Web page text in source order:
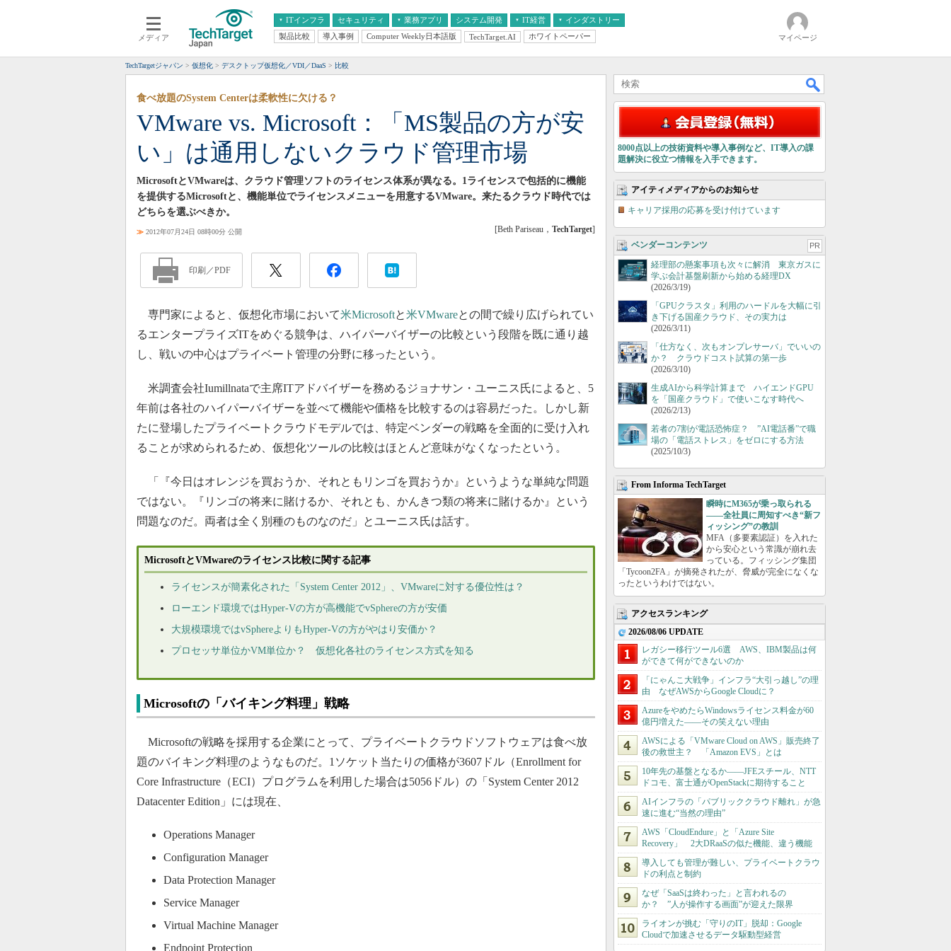
メディア
ITインフラ
クラウド
スマートモバイル
ネットワーク
システム運用管理
セキュリティ 業務アプリ
エンタープライズAI
ERP
CX
情報系システム
システム開発 IT経営
経営とIT
インダストリー
医療IT
製品比較 導入事例 Computer Weekly日本語版 TechTarget.AI ホワイトペーパー マイページ
TechTargetジャパン 仮想化 デスクトップ仮想化／VDI／DaaS 比較
VMware vs. Microsoft：「MS製品の方が安
い」は通用しないクラウド管理市場
食べ放題のSystem Centerは柔軟性に欠ける？
MicrosoftとVMwareは、クラウド管理ソフトのライセンス体系が異なる。1ライセンスで包括的に機能
を提供するMicrosoftと、機能単位でライセンスメニューを用意するVMware。来たるクラウド時代では
どちらを選ぶべきか。
≫ 2012年07月24日 08時00分 公開 [Beth Pariseau， TechTarget]
印刷／PDF
専門家によると、仮想化市場において米Microsoftと米VMwareとの間で繰り広げられてい
るエンタープライズITをめぐる競争は、ハイパーバイザーの比較という段階を既に通り越
し、戦いの中心はプライベート管理の分野に移ったという。
米調査会社Iumillnataで主席ITアドバイザーを務めるジョナサン・ユーニス氏によると、5
年前は各社のハイパーバイザーを並べて機能や価格を比較するのは容易だった。しかし新
たに登場したプライベートクラウドモデルでは、特定ベンダーの戦略を全面的に受け入れ
ることが求められるため、仮想化ツールの比較はほとんど意味がなくなったという。
「『今日はオレンジを買おうか、それともリンゴを買おうか』というような単純な問題
ではない。『リンゴの将来に賭けるか、それとも、かんきつ類の将来に賭けるか』という
問題なのだ。両者は全く別種のものなのだ」とユーニス氏は話す。
MicrosoftとVMwareのライセンス比較に関する記事
ライセンスが簡素化された「System Center 2012」、VMwareに対する優位性は？
ローエンド環境ではHyper-Vの方が高機能でvSphereの方が安価
大規模環境ではvSphereよりもHyper-Vの方がやはり安価か？
プロセッサ単位かVM単位か？ 仮想化各社のライセンス方式を知る
Microsoftの「バイキング料理」戦略
Microsoftの戦略を採用する企業にとって、プライベートクラウドソフトウェアは食べ放
題のバイキング料理のようなものだ。1ソケット当たりの価格が3607ドル（Enrollment for
Core Infrastructure（ECI）プログラムを利用した場合は5056ドル）の「System Center 2012
Datacenter Edition」には現在、
Operations Manager
Configuration Manager
Data Protection Manager
Service Manager
Virtual Machine Manager
Endpoint Protection
8000点以上の技術資料や導入事例など、IT導入の課
題解決に役立つ情報を入手できます。
アイティメディアからのお知らせ
キャリア採用の応募を受け付けています
ベンダーコンテンツ PR
経理部の懸案事項も次々に解消 東京ガスに
学ぶ会計基盤刷新から始める経理DX
(2026/3/19)
「GPUクラスタ」利用のハードルを大幅に引
き下げる国産クラウド、その実力は
(2026/3/11)
「仕方なく、次もオンプレサーバ」でいいの
か？ クラウドコスト試算の第一歩
(2026/3/10)
生成AIから科学計算まで ハイエンドGPU
を「国産クラウド」で使いこなす時代へ
(2026/2/13)
若者の7割が電話恐怖症？ ”AI電話番”で職
場の「電話ストレス」をゼロにする方法
(2025/10/3)
From Informa TechTarget
瞬時にM365が乗っ取られる
――全社員に周知すべき“新フ
ィッシング”の教訓
MFA（多要素認証）を入れた
から安心という常識が崩れ去
っている。フィッシング集団
「Tycoon2FA」が摘発されたが、脅威が完全になくな
ったというわけではない。
アクセスランキング
2026/08/06 UPDATE
レガシー移行ツール6選 AWS、IBM製品は何
ができて何ができないのか
「にゃんこ大戦争」インフラ“大引っ越し”の理
由 なぜAWSからGoogle Cloudに？
AzureをやめたらWindowsライセンス料金が60
億円増えた――その笑えない理由
AWSによる「VMware Cloud on AWS」販売終了
後の救世主？ 「Amazon EVS」とは
10年先の基盤となるか――JFEスチール、NTT
ドコモ、富士通がOpenStackに期待すること
AIインフラの「パブリッククラウド離れ」が急
速に進む“当然の理由”
AWS「CloudEndure」と「Azure Site
Recovery」 2大DRaaSの似た機能、違う機能
導入しても管理が難しい、プライベートクラウ
ドの利点と制約
なぜ「SaaSは終わった」と言われるの
か？ ”人が操作する画面”が迎えた限界
ライオンが挑む「守りのIT」脱却：Google
Cloudで加速させるデータ駆動型経営